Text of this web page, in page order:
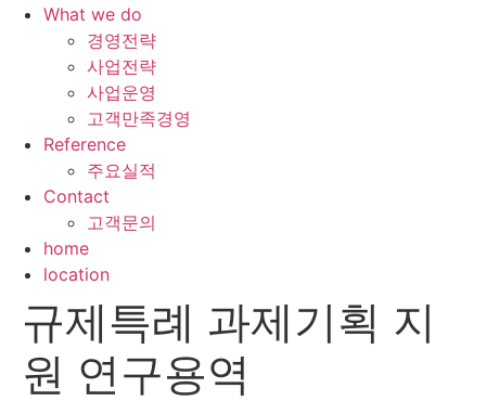
What we do
경영전략
사업전략
사업운영
고객만족경영
Reference
주요실적
Contact
고객문의
home
location
규제특례 과제기획 지
원 연구용역